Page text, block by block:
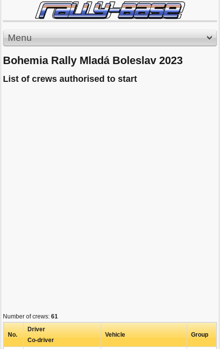
Menu
Bohemia Rally Mladá Boleslav 2023
List of crews authorised to start
Number of crews: 61
No.
Driver
Co-driver
Vehicle Group